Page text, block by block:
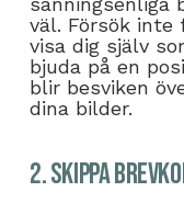
väl. Försök
visa dig själv
bjuda på en
blir besviken
dina bilder.
2. Skippa